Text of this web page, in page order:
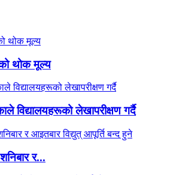
थोक मूल्य
विद्यालयहरूको लेखापरीक्षण गर्दै
र...